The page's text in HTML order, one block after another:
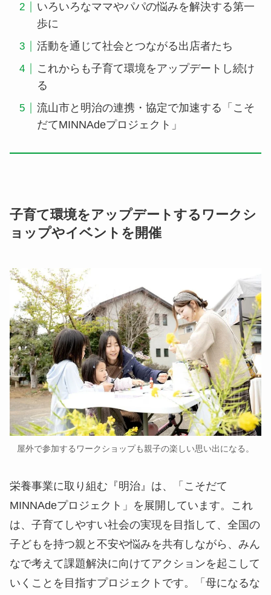
いろいろなママやパパの悩みを解決する第一
歩に
活動を通じて社会とつながる出店者たち
これからも子育て環境をアップデートし続け
る
流山市と明治の連携・協定で加速する「こそ
だてMINNAdeプロジェクト」
子育て環境をアップデートするワークシ
ョップやイベントを開催
屋外で参加するワークショップも親子の楽しい思い出になる。
栄養事業に取り組む『明治』は、「こそだて
MINNAdeプロジェクト」を展開しています。これ
は、子育てしやすい社会の実現を目指して、全国の
子どもを持つ親と不安や悩みを共有しながら、みん
なで考えて課題解決に向けてアクションを起こして
いくことを目指すプロジェクトです。「母になるな